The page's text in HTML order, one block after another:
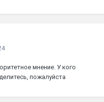
мнение. У кого
пожалуйста